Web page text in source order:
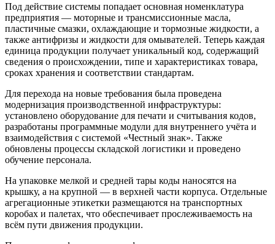
Под действие системы попадает основная номенклатура
предприятия — моторные и трансмиссионные масла,
пластичные смазки, охлаждающие и тормозные жидкости, а
также антифризы и жидкости для омывателей. Теперь каждая
единица продукции получает уникальный код, содержащий
сведения о происхождении, типе и характеристиках товара,
сроках хранения и соответствии стандартам.
Для перехода на новые требования была проведена
модернизация производственной инфраструктуры:
установлено оборудование для печати и считывания кодов,
разработаны программные модули для внутреннего учёта и
взаимодействия с системой «Честный знак». Также
обновлены процессы складской логистики и проведено
обучение персонала.
На упаковке мелкой и средней тары коды наносятся на
крышку, а на крупной — в верхней части корпуса. Отдельные
агрегационные этикетки размещаются на транспортных
коробах и палетах, что обеспечивает прослеживаемость на
всём пути движения продукции.